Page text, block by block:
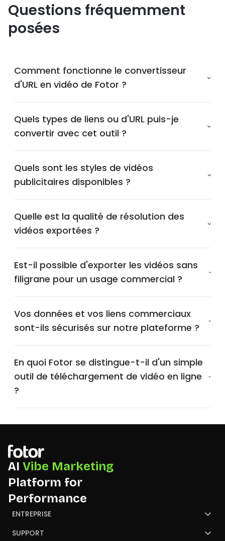
Questions fréquemment
posées
Comment fonctionne le convertisseur
d'URL en vidéo de Fotor ?
Quels types de liens ou d'URL puis-je
convertir avec cet outil ?
Quels sont les styles de vidéos
publicitaires disponibles ?
Quelle est la qualité de résolution des
vidéos exportées ?
Est-il possible d'exporter les vidéos sans
filigrane pour un usage commercial ?
Vos données et vos liens commerciaux
sont-ils sécurisés sur notre plateforme ?
En quoi Fotor se distingue-t-il d'un simple
outil de téléchargement de vidéo en ligne
?
AI Vibe Marketing
Platform for
Performance
ENTREPRISE
À propos de Fotor
SUPPORT